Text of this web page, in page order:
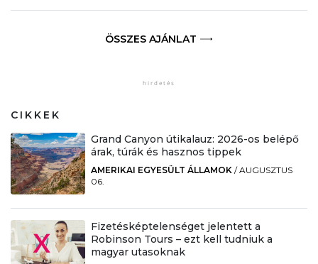
ÖSSZES AJÁNLAT
CIKKEK
Grand Canyon útikalauz: 2026-os belépő
árak, túrák és hasznos tippek
AMERIKAI EGYESÜLT ÁLLAMOK /AUGUSZTUS
06.
Fizetésképtelenséget jelentett a
Robinson Tours – ezt kell tudniuk a
magyar utasoknak